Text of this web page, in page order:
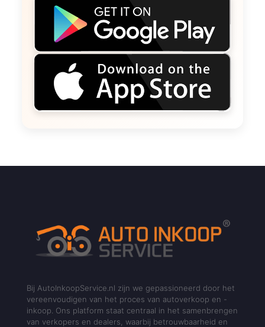
Bij AutoInkoopService.nl zijn we gepassioneerd door het
vereenvoudigen van het proces van autoverkoop en -
inkoop. Ons platform staat centraal in het samenbrengen
van verkopers en dealers, waarbij betrouwbaarheid en